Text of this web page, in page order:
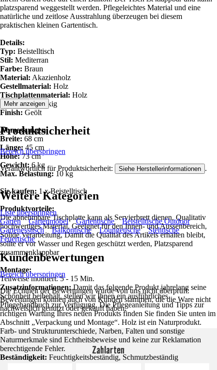
platzsparend weggestellt werden. Pflegeleichtes Material und eine
natürliche und zeitlose Ausstrahlung überzeugen bei diesem
praktischen kleinen Gartentisch.
Details:
Typ: Beistelltisch
Stil: Mediterran
Farbe: Braun
Material: Akazienholz
Gestellmaterial: Holz
Tischplattenmaterial: Holz
Form:Rechteckig
Finish: Geölt
Abmessungen:
Breite: 68 cm
Länge: 45 cm
Höhe:73 cm
Gewicht: 6 kg
Max. Belastung:10 kg
Sie kaufen: 1 x Beistelltisch
Produktvorteile:
Die abnehmbare Tischplatte kann als Servierbrett dienen, Qualitativ
hochwertiges Material, Geeignet für den Innen- und Aussenbereich,
Solide Verarbeitung, Damit die Qualität des Artikels erhalten bleibt,
sollte er vor Wasser und Regen geschützt werden, Platzsparend
zusammenklappbar
Montage:
Teilweise montiert. 5 - 15 Min.
Zusatzinformationen: Damit das folgende Produkt jahrelang seine
Schönheit beibehält, stellen wir Ihnen ein ausführliches
Pflegehandbuch zur Verfügung. Die Pflegeanleitung und Tipps zur
richtigen Wartung Ihres neuen Produkts finden Sie finden Sie unten im
Abschnitt „Verpackung und Montage“. Holz ist ein Naturprodukt.
Farb- und Strukturunterschiede, Narben, Falten und sonstige
Naturmerkmale sind Echtheitsbeweise und keine zur Reklamation
berechtigende Fehler.
Beständigkeit: Feuchtigkeitsbeständig, Schmutzbeständig
Mehr anzeigen
Produktsicherheit
Bereich überspringen
Verantwortlich für Produktsicherheit: Siehe Herstellerinformationen .
Weitere Kategorien
Liste überspringen
Garten
Gartenmöbel Gartentische
Beistelltische Outdoor
Gartenesstisch
Balkontische Loungetische
Stehtische
Feuertische
Kundenbewertungen
Bereich überspringen
Die Echtheit der Bewertungen wurde von uns nicht überprüft.
Bewertungen können auch von Kunden stammen, die die Ware nicht
nachweislich genutzt oder gekauft haben.
Zahlarten